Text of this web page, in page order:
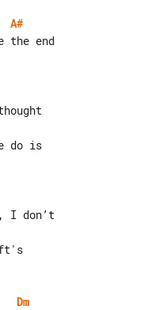
A#
the end
Dm